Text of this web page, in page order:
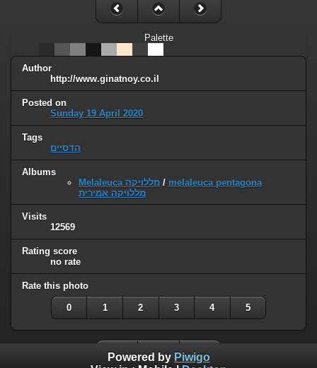
Palette
Author
http://www.ginatnoy.co.il
Posted on
Sunday 19 April 2020
Tags
הדסיים
Albums
Melaleuca מללויקה / melaleuca pentagona
מללויקה אמירית
Visits
12569
Rating score
no rate
Rate this photo
0 1 2 3 4 5
Powered by Piwigo